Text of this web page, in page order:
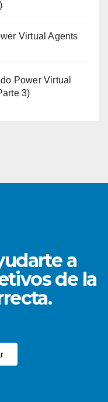
Virtual Agents
Power Virtual
3)
a
de la